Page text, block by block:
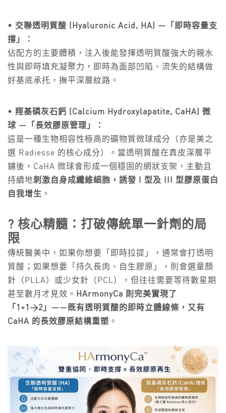
• 交聯透明質酸 (Hyaluronic Acid, HA) —「即時容量支
撐」：
佔配方的主要體積，注入後能發揮透明質酸強大的親水
性與即時填充凝聚力，即時為面部凹陷、流失的結構做
好基底承托，撫平深層紋路。
• 羥基磷灰石鈣 (Calcium Hydroxylapatite, CaHA) 微
球 —「長效膠原管理」：
這是一種生物相容性極高的礦物質微球成分（亦是美之
選 Radiesse 的核心成分）。當透明質酸在真皮深層平
鋪後，CaHA 微球會形成一個穩固的網狀支架，主動且
持續地刺激自身成纖維細胞，誘發 I 型及 III 型膠原蛋白
自我增生 。
? 核心精髓：打破傳統單一針劑的局
限
傳統醫美中，如果你想要「即時拉提」，通常會打透明
質酸；如果想要「持久長肉、自生膠原」，則會選童顏
針（PLLA）或少女針（PCL），但往往需要等待數星期
甚至數月才見效。 HArmonyCa 則完美實現了
「1+1>2」——既有透明質酸的即時立體線條，又有
CaHA 的長效膠原結構重塑 。